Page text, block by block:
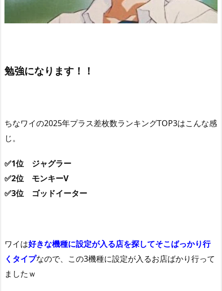
勉強になります！！
ちなワイの2025年プラス差枚数ランキングTOP3はこんな感
じ。
✅1位 ジャグラー
✅2位 モンキーV
✅3位 ゴッドイーター
ワイは好きな機種に設定が入る店を探してそこばっかり行
くタイプなので、この3機種に設定が入るお店ばかり行って
ましたｗ